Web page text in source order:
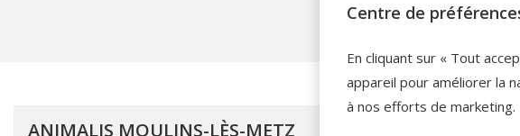
ANIMALIS MOULINS-LÈS-METZ
Centre de
En cliquant sur « Tout
appareil pour améliorer la
à nos efforts de marketing.